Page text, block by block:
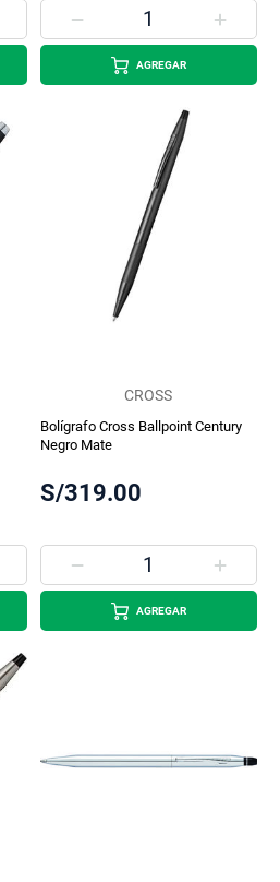
AGREGAR
CROSS
Bolígrafo Cross Ballpoint Century
Negro Mate
S/319.00
AGREGAR